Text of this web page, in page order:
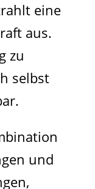
eine
aus.
zu
selbst
und